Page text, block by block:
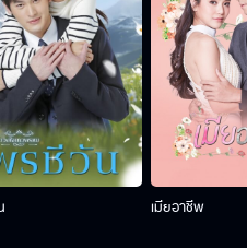
เมียอาชีพ